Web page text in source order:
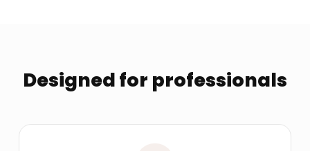
Designed for professionals